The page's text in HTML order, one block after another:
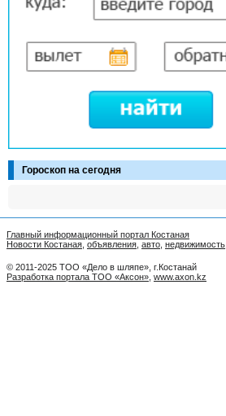
Гороскоп на сегодня
Главный информационный портал Костаная
Новости Костаная объявления авто недвижимость
© 2011-2025 ТОО «Дело в шляпе», г.Костанай
Разработка портала ТОО «Аксон» www.axon.kz